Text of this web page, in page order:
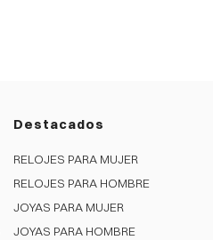
Destacados
RELOJES PARA MUJER
RELOJES PARA HOMBRE
JOYAS PARA MUJER
JOYAS PARA HOMBRE